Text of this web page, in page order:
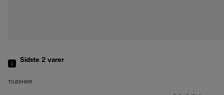
Sidste 2 varer
TILBEHØR